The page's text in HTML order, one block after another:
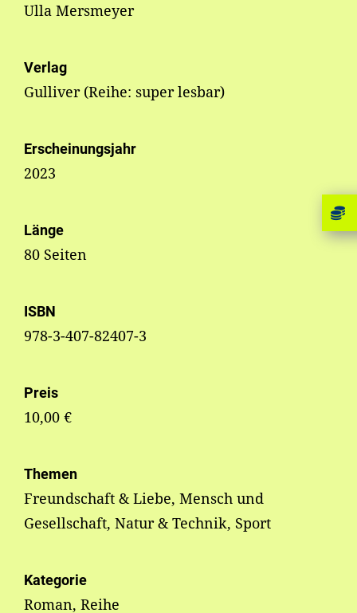
Ulla Mersmeyer
Verlag
Gulliver (Reihe: super lesbar)
Erscheinungsjahr
2023
Länge
80 Seiten
ISBN
978-3-407-82407-3
Preis
10,00 €
Themen
Freundschaft & Liebe, Mensch und
Gesellschaft, Natur & Technik, Sport
Kategorie
Roman, Reihe